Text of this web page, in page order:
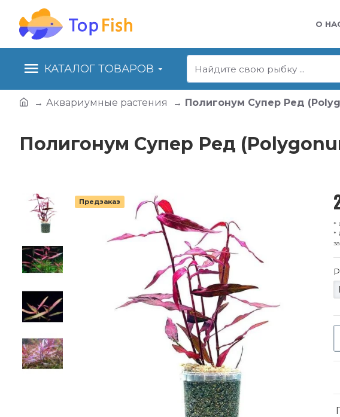
О
КАТАЛОГ ТОВАРОВ
Аквариумные растения Полигонум Супер Ред
Полигонум Супер Ред
Предзаказ
*
*